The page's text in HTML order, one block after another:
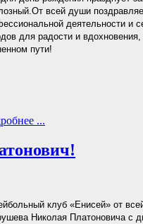
всей души
деятельности и
для радости и
пути!
...
клуб «Енисей» от
Николая Платоновича с